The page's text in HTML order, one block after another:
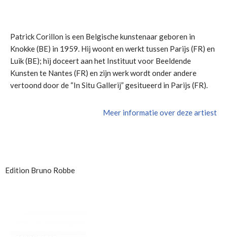
Patrick Corillon is een Belgische kunstenaar geboren in
Knokke (BE) in 1959. Hij woont en werkt tussen Parijs (FR) en
Luik (BE); hij doceert aan het Instituut voor Beeldende
Kunsten te Nantes (FR) en zijn werk wordt onder andere
vertoond door de “In Situ Gallerij” gesitueerd in Parijs (FR).
Meer informatie over deze artiest
Edition Bruno Robbe